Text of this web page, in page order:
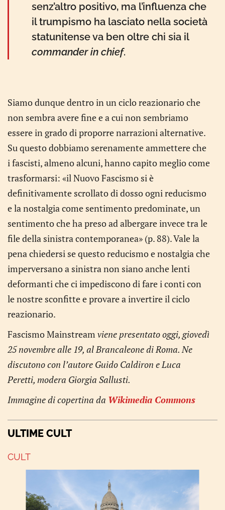
senz’altro positivo, ma l’influenza che
il trumpismo ha lasciato nella società
statunitense va ben oltre chi sia il
commander in chief.
Siamo dunque dentro in un ciclo reazionario che
non sembra avere fine e a cui non sembriamo
essere in grado di proporre narrazioni alternative.
Su questo dobbiamo serenamente ammettere che
i fascisti, almeno alcuni, hanno capito meglio come
trasformarsi: «il Nuovo Fascismo si è
definitivamente scrollato di dosso ogni reducismo
e la nostalgia come sentimento predominate, un
sentimento che ha preso ad albergare invece tra le
file della sinistra contemporanea» (p. 88). Vale la
pena chiedersi se questo reducismo e nostalgia che
imperversano a sinistra non siano anche lenti
deformanti che ci impediscono di fare i conti con
le nostre sconfitte e provare a invertire il ciclo
reazionario.
Fascismo Mainstream viene presentato oggi, giovedì
25 novembre alle 19, al Brancaleone di Roma. Ne
discutono con l’autore Guido Caldiron e Luca
Peretti, modera Giorgia Sallusti.
Immagine di copertina da Wikimedia Commons
ULTIME CULT
CULT